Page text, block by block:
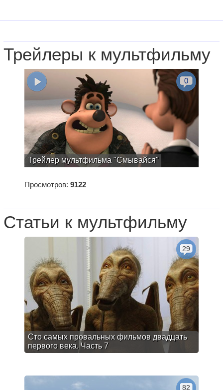
Трейлеры к мультфильму
Трейлер мультфильма "Смывайся"
0
Просмотров: 9122
Статьи к мультфильму
Сто самых провальных фильмов двадцать
первого века. Часть 7
29
82